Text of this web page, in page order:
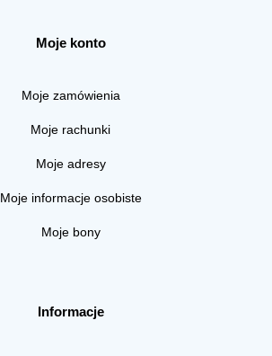
Moje konto
Moje zamówienia
Moje rachunki
Moje adresy
Moje informacje osobiste
Moje bony
Informacje